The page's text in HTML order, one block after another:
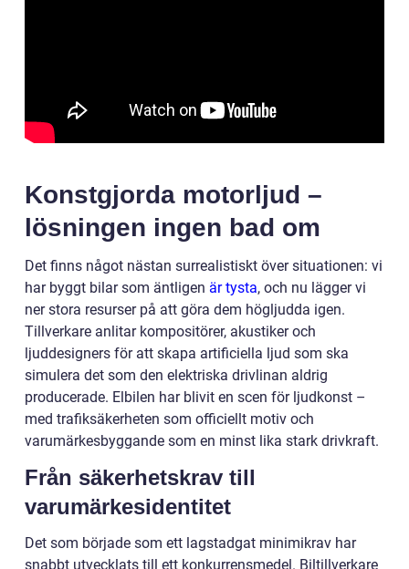
Konstgjorda motorljud –
lösningen ingen bad om
Det finns något nästan surrealistiskt över situationen: vi
har byggt bilar som äntligen är tysta, och nu lägger vi
ner stora resurser på att göra dem högljudda igen.
Tillverkare anlitar kompositörer, akustiker och
ljuddesigners för att skapa artificiella ljud som ska
simulera det som den elektriska drivlinan aldrig
producerade. Elbilen har blivit en scen för ljudkonst –
med trafiksäkerheten som officiellt motiv och
varumärkesbyggande som en minst lika stark drivkraft.
Från säkerhetskrav till
varumärkesidentitet
Det som började som ett lagstadgat minimikrav har
snabbt utvecklats till ett konkurrensmedel. Biltillverkare